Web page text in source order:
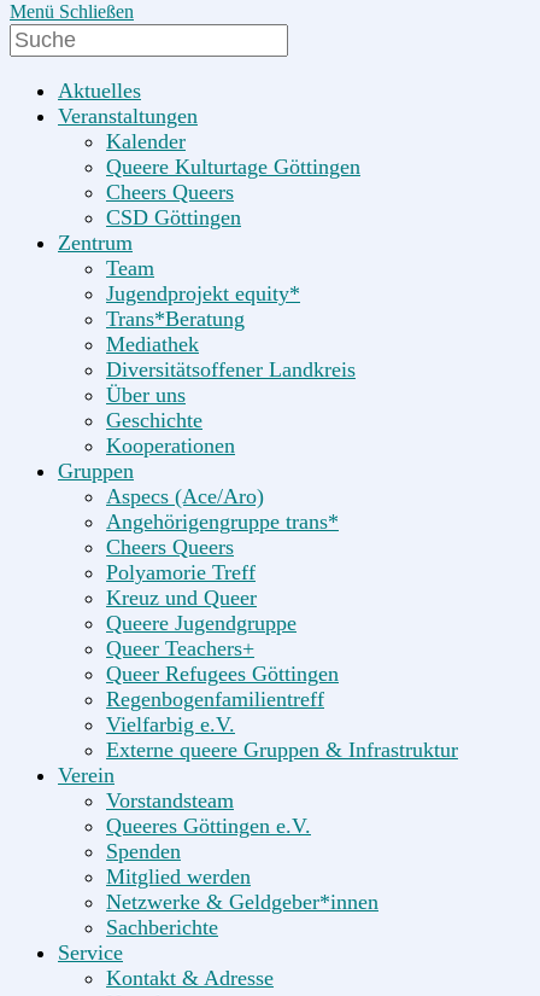
Menü Schließen
Search
this
websiteAktuelles
Veranstaltungen
Kalender
Queere Kulturtage Göttingen
Cheers Queers
CSD Göttingen
Zentrum
Team
Jugendprojekt equity*
Trans*Beratung
Mediathek
Diversitätsoffener Landkreis
Über uns
Geschichte
Kooperationen
Gruppen
Aspecs (Ace/Aro)
Angehörigengruppe trans*
Cheers Queers
Polyamorie Treff
Kreuz und Queer
Queere Jugendgruppe
Queer Teachers+
Queer Refugees Göttingen
Regenbogenfamilientreff
Vielfarbig e.V.
Externe queere Gruppen & Infrastruktur
Verein
Vorstandsteam
Queeres Göttingen e.V.
Spenden
Mitglied werden
Netzwerke & Geldgeber*innen
Sachberichte
Service
Kontakt & Adresse